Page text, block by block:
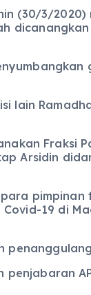
(30/3/
dicanangkan
lain
Fraksi
Arsidin
19 di